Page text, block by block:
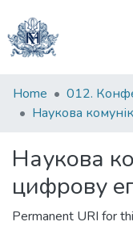
Communities
&
All of DSpace
Home
Наукова
цифрову
Permanent URI for